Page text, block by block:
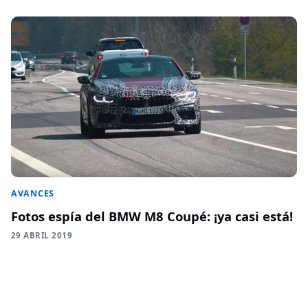
AVANCES
Fotos espía del BMW M8 Coupé: ¡ya casi está!
29 ABRIL 2019